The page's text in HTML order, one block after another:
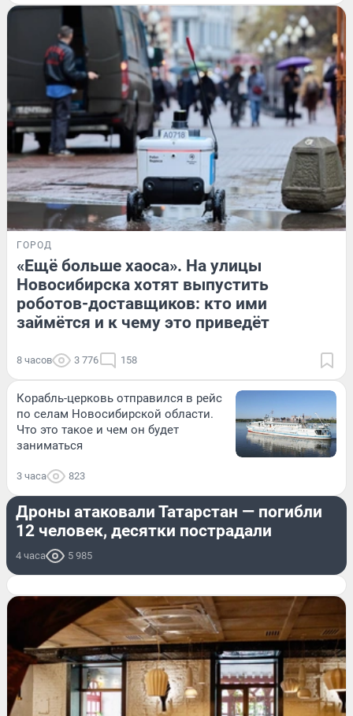
ГОРОД
«Ещё больше хаоса». На улицы
Новосибирска хотят выпустить
роботов-доставщиков: кто ими
займётся и к чему это приведёт
8 часов 3 776 158
Корабль-церковь отправился в рейс
по селам Новосибирской области.
Что это такое и чем он будет
заниматься
3 часа 823
ПРОИСШЕСТВИЯ
Дроны атаковали Татарстан — погибли
12 человек, десятки пострадали
4 часа 5 985